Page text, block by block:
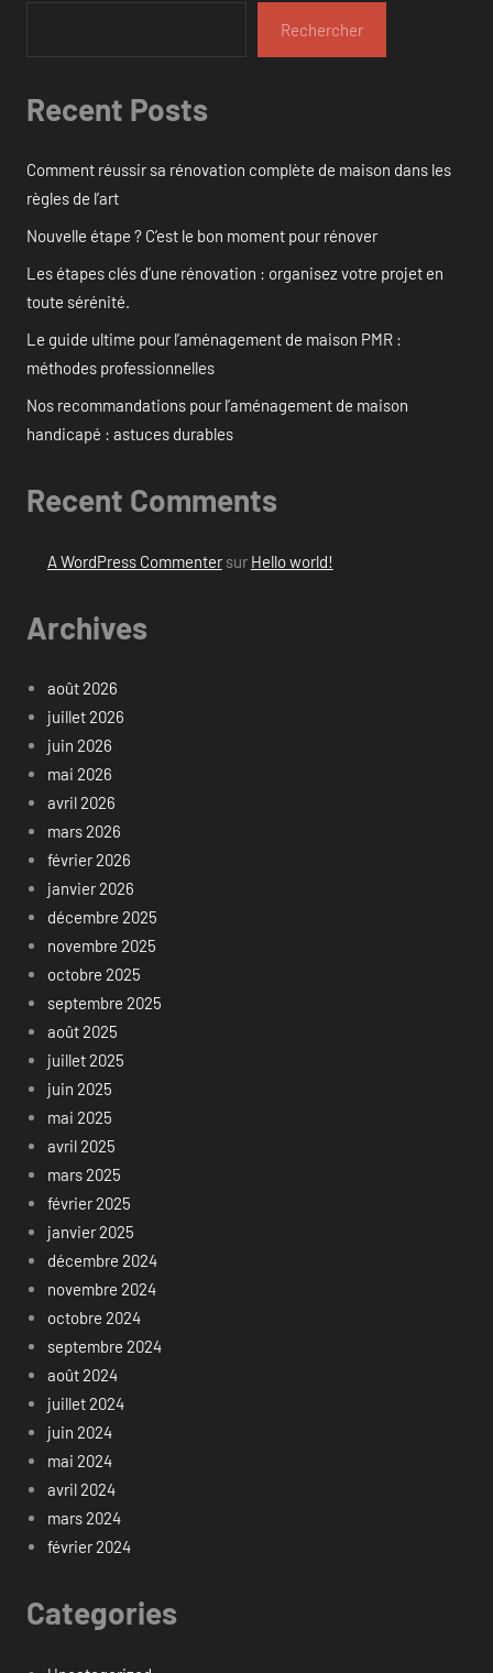
Rechercher
Recent Posts
Comment réussir sa rénovation complète de maison dans les
règles de l’art
Nouvelle étape ? C’est le bon moment pour rénover
Les étapes clés d’une rénovation : organisez votre projet en
toute sérénité.
Le guide ultime pour l’aménagement de maison PMR :
méthodes professionnelles
Nos recommandations pour l’aménagement de maison
handicapé : astuces durables
Recent Comments
A WordPress Commentersur Hello world!
Archives
août 2026
juillet 2026
juin 2026
mai 2026
avril 2026
mars 2026
février 2026
janvier 2026
décembre 2025
novembre 2025
octobre 2025
septembre 2025
août 2025
juillet 2025
juin 2025
mai 2025
avril 2025
mars 2025
février 2025
janvier 2025
décembre 2024
novembre 2024
octobre 2024
septembre 2024
août 2024
juillet 2024
juin 2024
mai 2024
avril 2024
mars 2024
février 2024
Categories